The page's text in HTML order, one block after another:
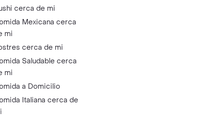
cerca de mi
Mexicana cerca
mi
cerca de mi
Saludable cerca
mi
a Domicilio
Italiana cerca de